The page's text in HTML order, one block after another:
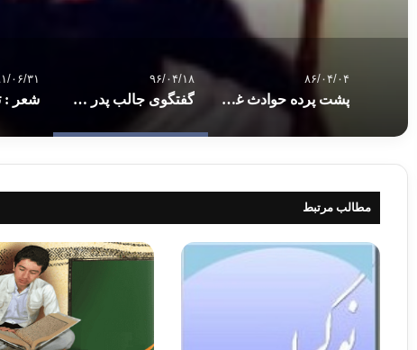
۸۶/۰۴/۰۴
پشت پرده حوادث غزه
۹۶/۰۴/۱۸
گفتگوی جالب پدر و پسر …
۹۱/۰۶/
شعر :
مطالب مرتبط